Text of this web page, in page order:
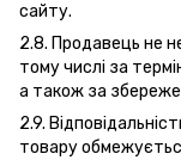
сайту.
2.8. Продавець не
тому числі за
а також за
2.9.
товару